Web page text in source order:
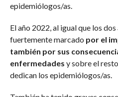
epidemiólogos/as.
El año 2022, al igual que los
fuertemente marcado por el
también por sus
enfermedades y sobre el
dedican los epidemiólogos/as.